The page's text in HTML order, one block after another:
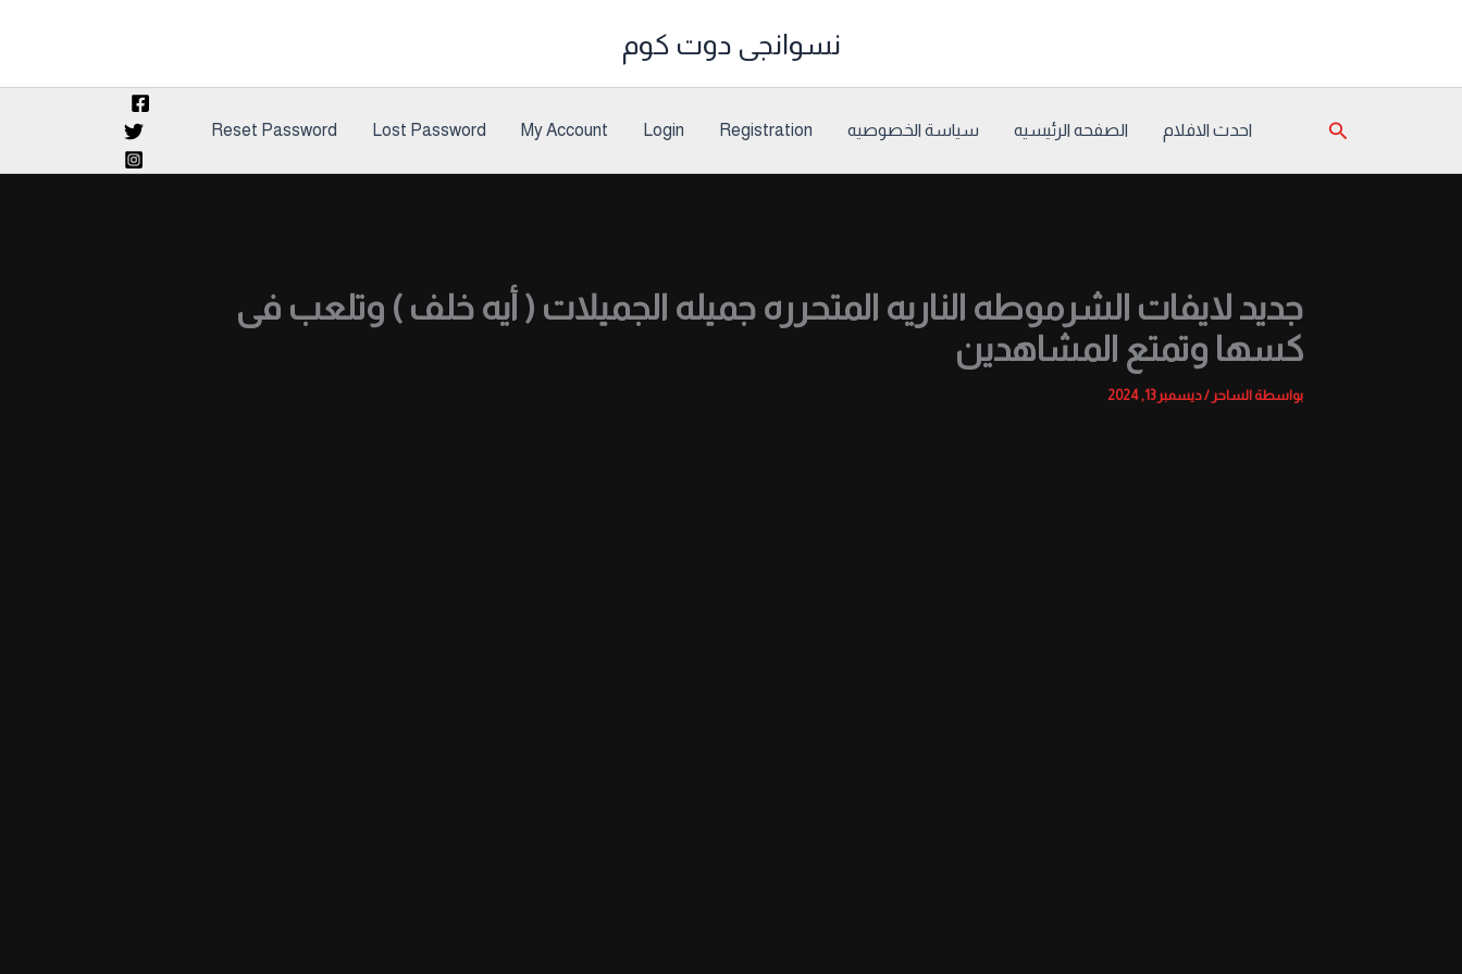
نسوانجى دوت كوم
البحث احدث الافلام الصفحه الرئيسيه سياسة الخصوصيه Registration
Login
My Account
Lost Password
Reset Password
جديد لايفات الشرموطه الناريه المتحرره جميله الجميلات ( أيه خلف ) وتلعب فى
كسها وتمتع المشاهدين
بواسطة الساحر/ديسمبر 13, 2024